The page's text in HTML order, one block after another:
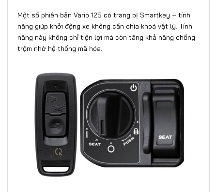
Một số phiên bản Vario 125 có trang bị Smartkey – tính
năng giúp khởi động xe không cần chìa khoá vật lý. Tính
năng này không chỉ tiện lợi mà còn tăng khả năng chống
trộm nhờ hệ thống mã hóa.